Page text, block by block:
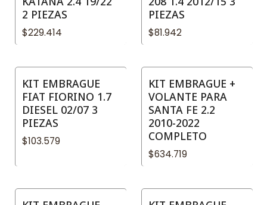
2 PIEZAS
$229.414
PIEZAS
$81.942
KIT EMBRAGUE
FIAT FIORINO 1.7
DIESEL 02/07 3
PIEZAS
$103.579
KIT EMBRAGUE +
VOLANTE PARA
SANTA FE 2.2
2010-2022
COMPLETO
$634.719